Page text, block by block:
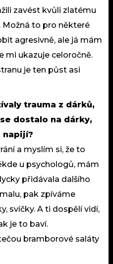
zavést kvůli zlatému
Možná to pro některé
agresivně, ale já mám
mi ukazuje celoročně.
je ten půst asi
trauma z dárků,
dostalo na dárky,
napijí?
a myslím si, že to
u psychologů, mám
přidávala dalšího
pak zpíváme
svíčky. A ti dospělí vidí,
je to baví.
bramborové saláty